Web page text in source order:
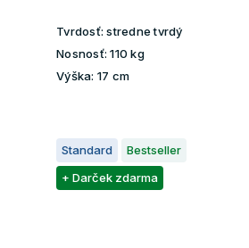
Tvrdosť: stredne tvrdý
Nosnosť: 110 kg
Výška: 17 cm
Standard
Bestseller
+ Darček zdarma